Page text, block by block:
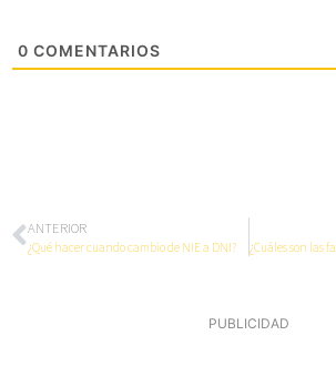
0 COMENTARIOS
ANTERIOR
¿Qué hacer cuando cambio de NIE a DNI?
PUBLICIDAD